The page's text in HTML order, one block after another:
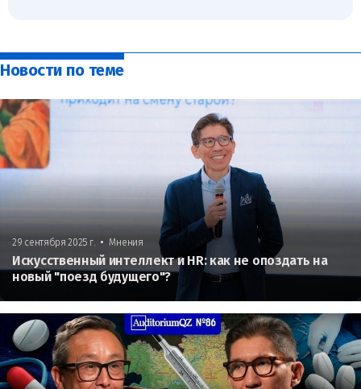
Новости по теме
29 сентября 2025 г. • Мнения
Искусственный интеллект и HR: как не опоздать на
новый "поезд будущего"?